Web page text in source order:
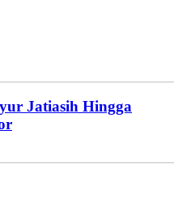
Jatiasih Hingga